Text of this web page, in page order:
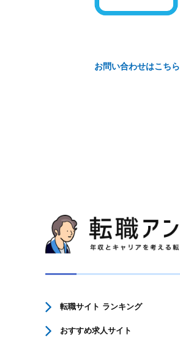
お問い合わせはこちら
転職サイト ランキング
おすすめ求人サイト